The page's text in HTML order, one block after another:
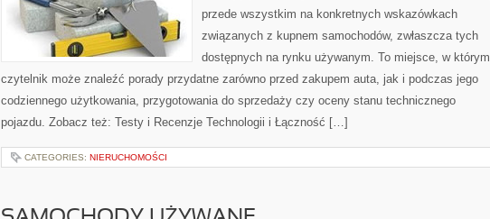
przede wszystkim na konkretnych wskazówkach
związanych z kupnem samochodów, zwłaszcza tych
dostępnych na rynku używanym. To miejsce, w którym
czytelnik może znaleźć porady przydatne zarówno przed zakupem auta, jak i podczas jego
codziennego użytkowania, przygotowania do sprzedaży czy oceny stanu technicznego
pojazdu. Zobacz też: Testy i Recenzje Technologii i Łączność […]
CATEGORIES: NIERUCHOMOŚCI